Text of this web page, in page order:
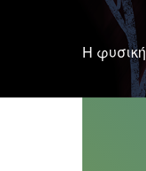
Η